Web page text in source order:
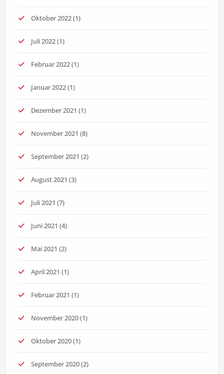
Oktober 2022(1)
Juli 2022(1)
Februar 2022(1)
Januar 2022(1)
Dezember 2021 (1)
November 2021 (8)
September 2021 (2)
August 2021 (3)
Juli 2021 (7)
Juni 2021 (4)
Mai 2021 (2)
April 2021 (1)
Februar 2021 (1)
November 2020(1)
Oktober 2020(1)
September 2020(2)